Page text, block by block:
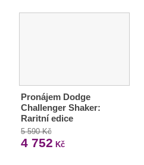
Pronájem Dodge
Challenger Shaker:
Raritní edice
5 590 Kč
4 752 Kč